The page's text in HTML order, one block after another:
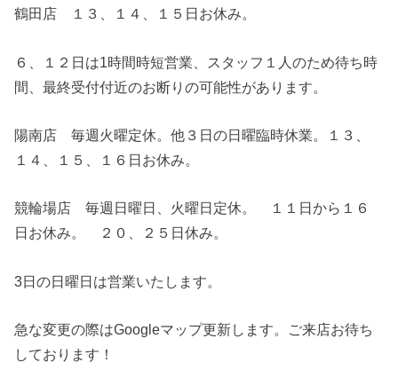
鶴田店 １３、１４、１５日お休み。
６、１２日は1時間時短営業、スタッフ１人のため待ち時
間、最終受付付近のお断りの可能性があります。
陽南店 毎週火曜定休。他３日の日曜臨時休業。１３、
１４、１５、１６日お休み。
競輪場店 毎週日曜日、火曜日定休。 １１日から１６
日お休み。 ２０、２５日休み。
3日の日曜日は営業いたします。
急な変更の際はGoogleマップ更新します。ご来店お待ち
しております！